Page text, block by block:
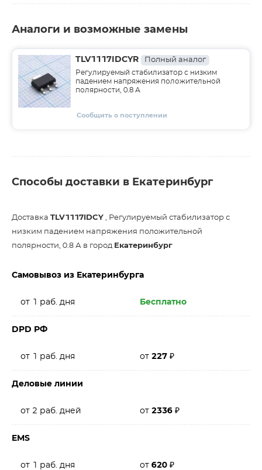
Аналоги и возможные замены
TLV1117IDCYR Полный аналог
Регулируемый стабилизатор с низким
падением напряжения положительной
полярности, 0.8 А
Сообщить о поступлении
Способы доставки в Екатеринбург
Доставка TLV1117IDCY , Регулируемый стабилизатор с
низким падением напряжения положительной
полярности, 0.8 А в город Екатеринбург
Самовывоз из Екатеринбурга
от 1 раб. дня Бесплатно
DPD РФ
от 1 раб. дня от 227 ₽
Деловые линии
от 2 раб. дней от 2336 ₽
EMS
от 1 раб. дня от 620 ₽